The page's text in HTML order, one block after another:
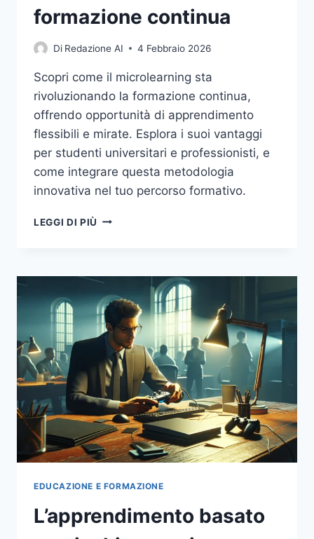
formazione continua
Di Redazione AI 4 Febbraio 2026
Scopri come il microlearning sta
rivoluzionando la formazione continua,
offrendo opportunità di apprendimento
flessibili e mirate. Esplora i suoi vantaggi
per studenti universitari e professionisti, e
come integrare questa metodologia
innovativa nel tuo percorso formativo.
LEGGI DI PIÙ MICROLEARNING:
DELLA
FORMAZIONE
CONTINUA
EDUCAZIONE E FORMAZIONE
L’apprendimento basato